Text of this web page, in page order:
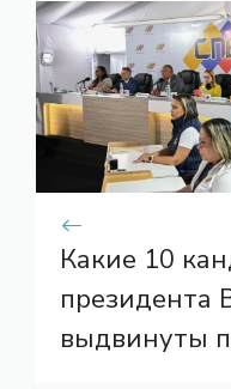
Какие 10
президента
выдвинуты